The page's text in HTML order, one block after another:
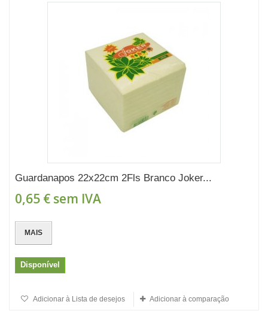
Guardanapos 22x22cm 2Fls Branco Joker...
0,65 € sem IVA
MAIS
Disponível
Adicionar à Lista de desejos Adicionar à comparação